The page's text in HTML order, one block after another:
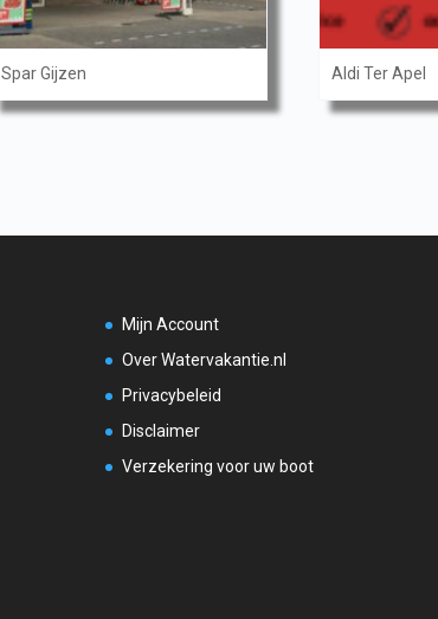
Spar Gijzen Aldi Ter Apel
Mijn Account
Over Watervakantie.nl
Privacybeleid
Disclaimer
Verzekering voor uw boot